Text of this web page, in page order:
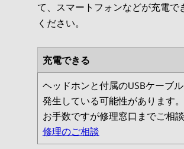
て、スマートフォンなどが充電で
ください。
充電できる
ヘッドホンと付属のUSBケーブ
発生している可能性があります。
お手数ですが修理窓口までご相談
修理のご相談